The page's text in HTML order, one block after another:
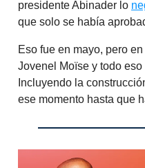
presidente Abinader lo
que solo se había
Eso fue en mayo, pero
Jovenel Moïse y todo
Incluyendo la
ese momento hasta que